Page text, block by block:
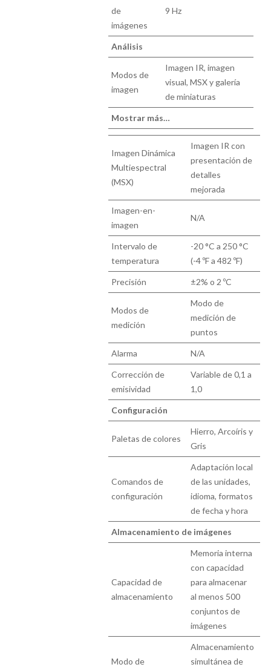
de
imágenes
9 Hz
Análisis
Modos de
imagen
Imagen IR, imagen
visual, MSX y galería
de miniaturas
Mostrar más…
Imagen Dinámica
Multiespectral
(MSX)
Imagen IR con
presentación de
detalles
mejorada
Imagen-en-
imagen
N/A
Intervalo de
temperatura
-20 °C a 250 °C
(-4 ºF a 482 ºF)
Precisión ±2% o 2 ºC
Modos de
medición
Modo de
medición de
puntos
Alarma N/A
Corrección de
emisividad
Variable de 0,1 a
1,0
Configuración
Paletas de colores
Hierro, Arcoíris y
Gris
Comandos de
configuración
Adaptación local
de las unidades,
idioma, formatos
de fecha y hora
Almacenamiento de imágenes
Capacidad de
almacenamiento
Memoria interna
con capacidad
para almacenar
al menos 500
conjuntos de
imágenes
Modo de
Almacenamiento
simultánea de